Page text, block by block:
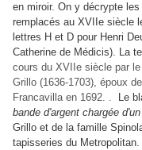
en miroir. On y décrypte
remplacés au XVIIe siècle
lettres H et D pour Henri
Catherine de Médicis). La
cours du XVIIe siècle par
Grillo (1636-1703), époux
Francavilla en 1692. .
Le
bande d'argent chargée
Grillo et de la famille
tapisseries du Metropolitan.